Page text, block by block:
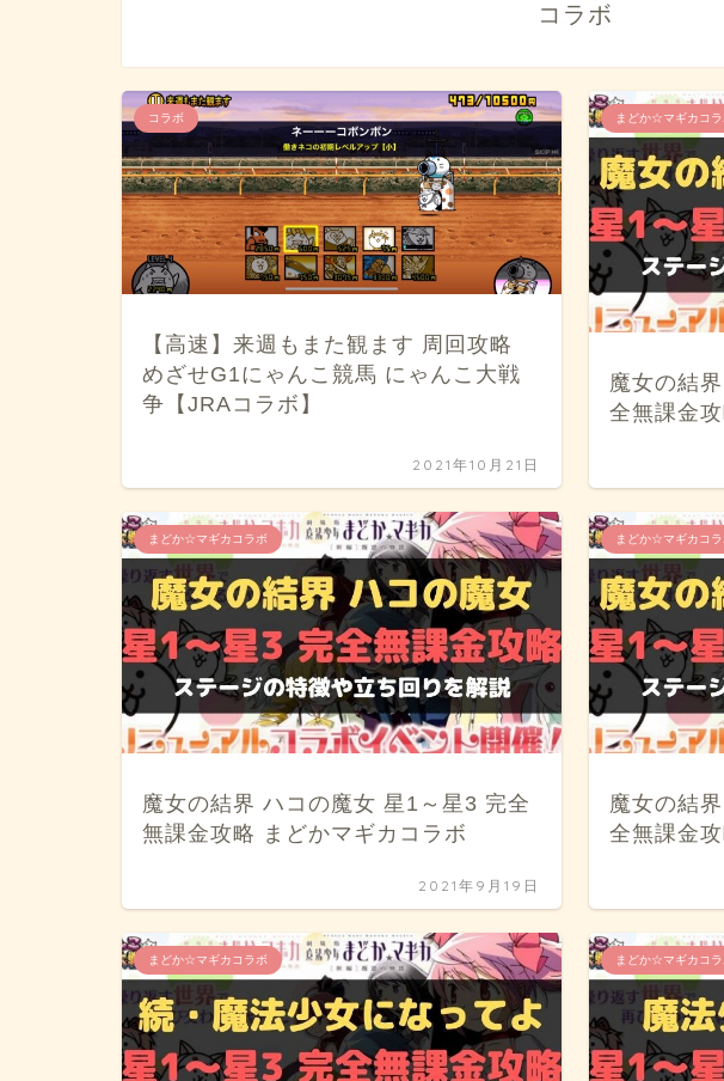
コラボ
コラボ
【高速】来週もまた観ます 周回攻略
めざせG1にゃんこ競馬 にゃんこ大戦
争【JRAコラボ】
2021年10月21日
まどか☆マギカコ
魔女の結
全無課金
まどか☆マギカコラボ
魔女の結界 ハコの魔女 星1～星3 完全
無課金攻略 まどかマギカコラボ
2021年9月19日
まどか☆マギカコ
魔女の結
全無課金
まどか☆マギカコラボ まどか☆マギカコ